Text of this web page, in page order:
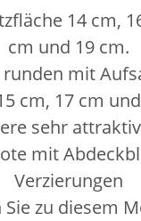
14 cm,
cm und 19 cm.
mit
cm, 17 cm
sehr
mit
Verzierungen
zu diesem